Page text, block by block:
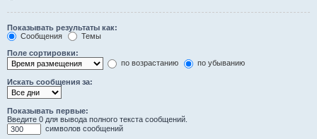
Показывать результаты как:
Сообщения
Темы
Поле сортировки:
по возрастанию
по убыванию
Искать сообщения за:
Показывать первые:
Введите 0 для вывода полного текста сообщений.
символов сообщений